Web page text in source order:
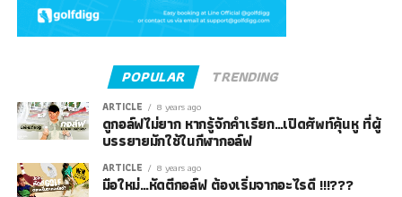
POPULAR TRENDING
ARTICLE 8 years ago
ดูกอล์ฟไม่ยาก หากรู้จักคำเรียก…เปิดศัพท์คุ้นหู ที่ผู้
บรรยายมักใช้ในกีฬากอล์ฟ
ARTICLE 8 years ago
มือใหม่…หัดตีกอล์ฟ ต้องเริ่มจากอะไรดี !!!???